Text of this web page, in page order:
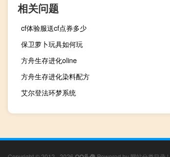
相关问题
cf体验服送cf点券多少
保卫萝卜玩具如何玩
方舟生存进化oline
方舟生存进化染料配方
艾尔登法环梦系统